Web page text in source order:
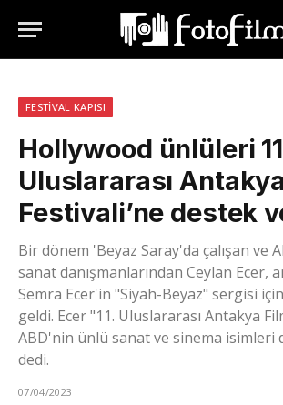
FESTIVAL KAPISI
Hollywood ünlüleri
Uluslararası
Festivali’ne destek
Bir dönem 'Beyaz Saray'da çalışan ve
sanat danışmanlarından Ceylan Ecer,
Semra Ecer'in "Siyah-Beyaz" sergisi
geldi. Ecer "11. Uluslararası Antakya
ABD'nin ünlü sanat ve sinema isimleri
dedi.
07/04/2023